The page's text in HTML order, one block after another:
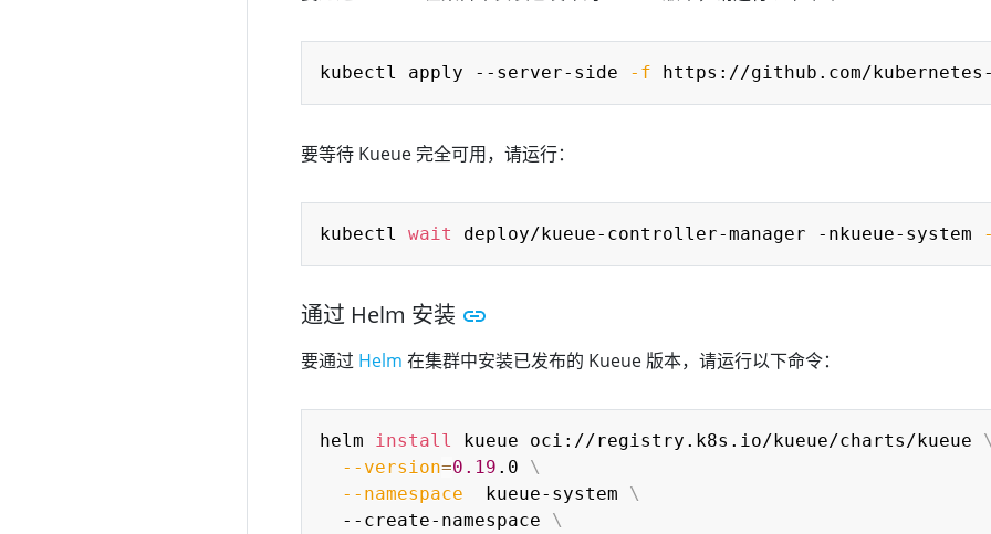
kubectl apply --server-side -f
要等待 Kueue 完全可用，请运行：
kubectl wait deploy/kueue-controller-manager -nkueue-system
通过 Helm 安装
要通过 Helm 在集群中安装已发布的 Kueue 版本，请运行以下命令：
helm install kueue oci://registry.k8s.io/kueue/charts/kueue \
--version=0.19 .0 \
--namespace
  kueue-system
\
  --create-namespace
\